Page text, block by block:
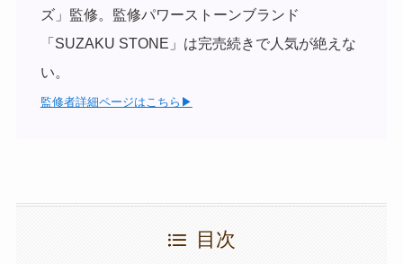
ズ」監修。監修パワーストーンブランド
「SUZAKU STONE」は完売続きで人気が絶えな
い。
監修者詳細ページはこちら▶
目次